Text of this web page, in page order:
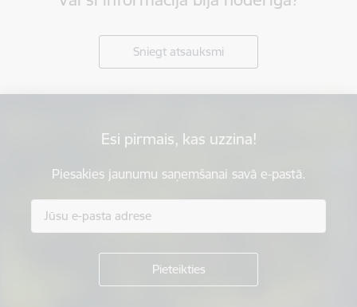
Sniegt atsauksmi
Esi pirmais, kas uzzina!
Piesakies jaunumu saņemšanai savā e-pastā.